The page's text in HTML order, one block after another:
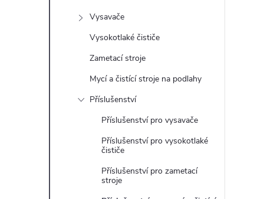
Vysavače
Vysokotlaké čističe
Zametací stroje
Mycí a čistící stroje na podlahy
Příslušenství
Příslušenství pro vysavače
Příslušenství pro vysokotlaké
čističe
Příslušenství pro zametací
stroje